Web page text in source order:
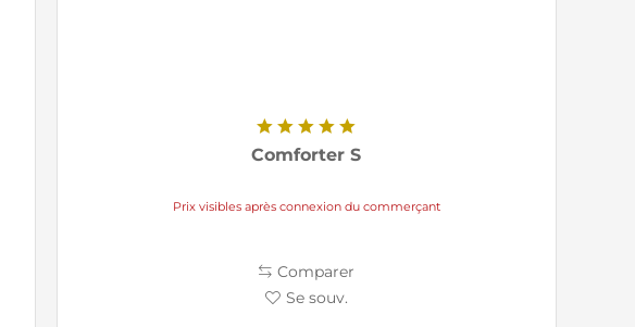
Comforter S
Prix visibles après connexion du commerçant
Comparer
Se souv.